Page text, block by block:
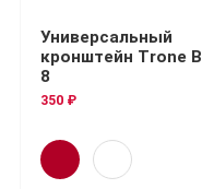
Универсальный
кронштейн Trone
8
350 ₽